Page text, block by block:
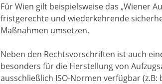
Für Wien gilt beispielsweise das „Wiener
fristgerechte und wiederkehrende
Maßnahmen umsetzen.
Neben den Rechtsvorschriften ist auch
besonders für die Herstellung von
ausschließlich ISO-Normen verfügbar